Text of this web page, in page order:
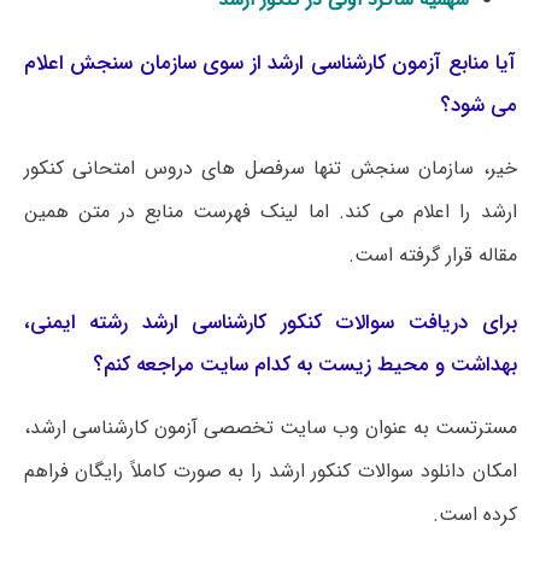
آیا منابع آزمون کارشناسی ارشد از سوی سازمان سنجش اعلام
می شود؟
خیر، سازمان سنجش تنها سرفصل های دروس امتحانی کنکور
ارشد را اعلام می کند. اما لینک فهرست منابع در متن همین
مقاله قرار گرفته است.
برای دریافت سوالات کنکور کارشناسی ارشد رشته ایمنی،
بهداشت و محیط زیست به کدام سایت مراجعه کنم؟
مسترتست به عنوان وب سایت تخصصی آزمون کارشناسی ارشد،
امکان دانلود سوالات کنکور ارشد را به صورت کاملاً رایگان فراهم
کرده است.